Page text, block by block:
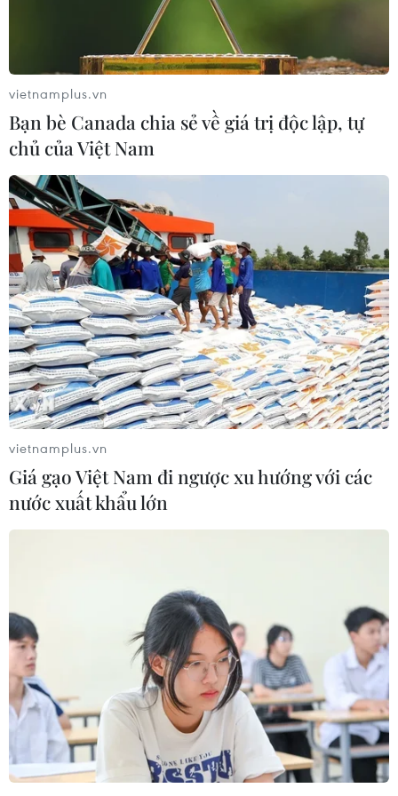
Hữu Thắng/Tokyo (Vietnam+)
#Nhật Bản #Thảm họa #Hồi sinh
#Lưu học sinh
Nhật Bản
Theo dõi VietnamPlus
TIN CÙNG CHUYÊN MỤC
Bão Dolphin gây ảnh hưởng diện
rộng tại miền Đông Trung Quốc
09/08/2026 04:23
vietnamplus.vn
Bạn bè Canada chia sẻ về giá trị độc lập, tự
chủ của Việt Nam
vietnamplus.vn
Giá gạo Việt Nam đi ngược xu hướng với các
nước xuất khẩu lớn